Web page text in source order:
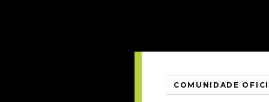
COMUNIDADE